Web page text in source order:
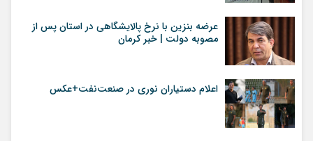
عرضه بنزین با نرخ پالایشگاهی در استان پس از
مصوبه دولت | خبر کرمان
اعلام دستیاران نوری در صنعت‌نفت+عکس